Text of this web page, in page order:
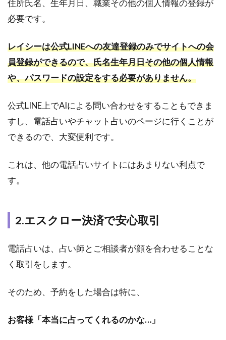
住所氏名、生年月日、職業その他の個人情報の登録が
必要です。
レイシーは公式LINEへの友達登録のみでサイトへの会
員登録ができるので、氏名生年月日その他の個人情報
や、パスワードの設定をする必要がありません。
公式LINE上でAIによる問い合わせをすることもできま
すし、電話占いやチャット占いのページに行くことが
できるので、大変便利です。
これは、他の電話占いサイトにはあまりない利点で
す。
2.エスクロー決済で安心取引
電話占いは、占い師とご相談者が顔を合わせることな
く取引をします。
そのため、予約をした場合は特に、
お客様「本当に占ってくれるのかな…」